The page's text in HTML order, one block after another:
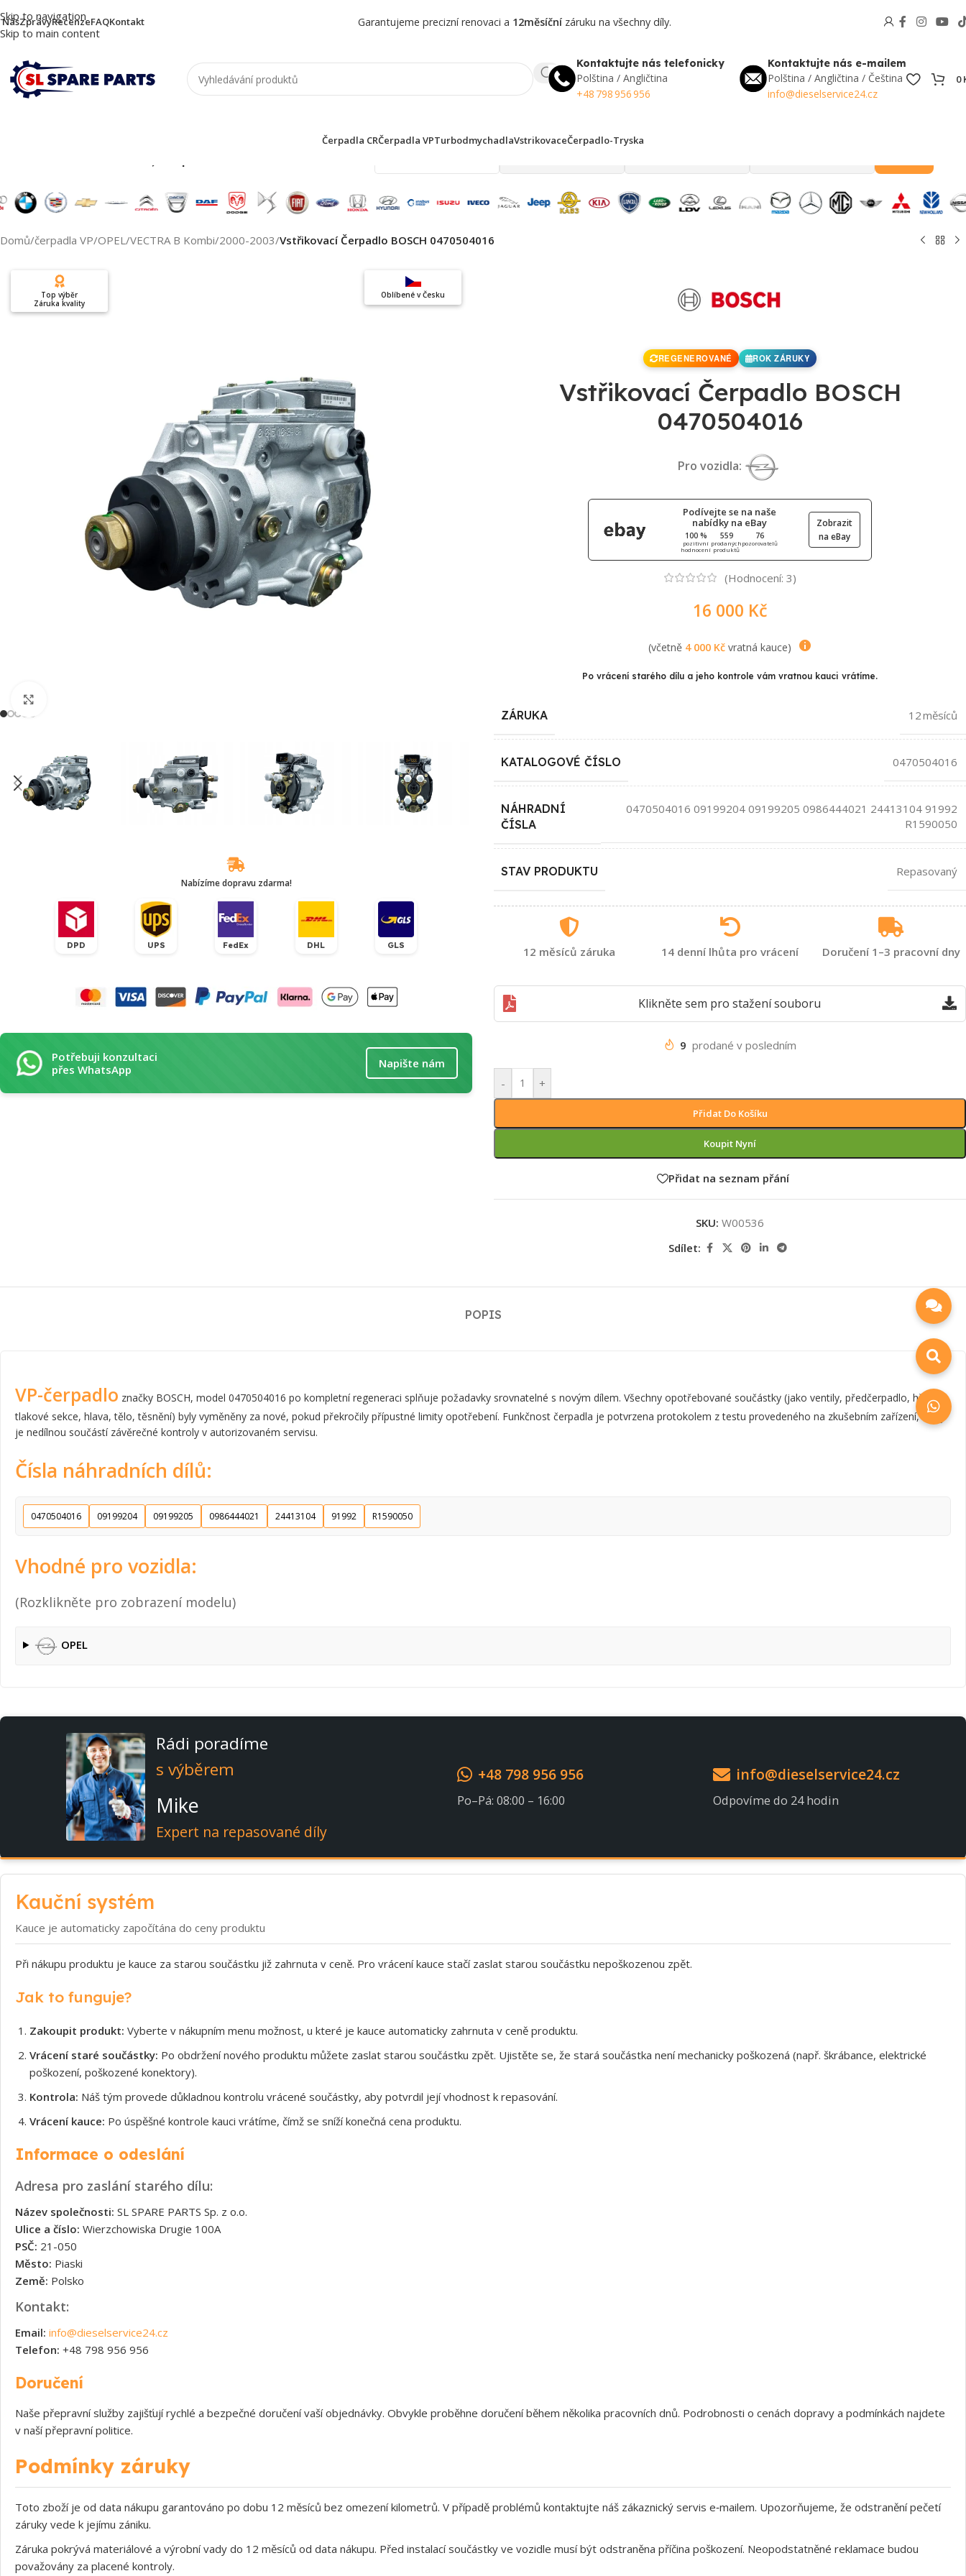
Skip to navigation
Skip to main content
NásZprávyRecenzeFAQKontakt Garantujeme precizní renovaci a 12měsíčnízáruku na všechny díly.
Kontaktujte nás telefonicky
Polština / Angličtina
+48 798 956 956
Kontaktujte nás e-mailem
Polština / Angličtina / Čeština
info@dieselservice24.cz
0
Čerpadla CRČerpadla VPTurbodmychadlaVstrikovaceČerpadlo-Tryska
Domů/čerpadla VP/OPEL/VECTRA B Kombi/2000-2003/Vstřikovací Čerpadlo BOSCH 0470504016
Oblíbené v Česku
Top výběr
Záruka kvality
Nabízíme dopravu zdarma!
DPD UPS FedEx DHL GLS
Potřebuji konzultaci
přes WhatsApp
Napište nám
REGENEROVANÉ ROK ZÁRUKY
Vstřikovací Čerpadlo BOSCH
0470504016
Pro vozidla:
Podívejte se na naše
nabídky na eBay
100 %
pozitivní
hodnocení
559
prodaných
produktů
76
pozorovatelů
Zobrazit
na eBay
(Hodnocení: 3)
16 000 Kč
(včetně 4 000 Kčvratná kauce)
Po vrácení starého dílu a jeho kontrole vám vratnou kauci vrátíme.
ZÁRUKA 12 měsíců
KATALOGOVÉ ČÍSLO 0470504016
NÁHRADNÍ
ČÍSLA
0470504016 09199204 09199205 0986444021 24413104 91992
R1590050
STAV PRODUKTU Repasovaný
12 měsíců záruka 14 denní lhůta pro vrácení Doručení 1–3 pracovní dny
Klikněte sem pro stažení souboru
9 prodané v posledním
- +
Přidat Do Košíku
Koupit Nyní
Přidat na seznam přání
SKU: W00536
Sdílet:
POPIS
VP-čerpadlo značky BOSCH, model 0470504016 po kompletní regeneraci splňuje požadavky srovnatelné s novým dílem. Všechny opotřebované součástky (jako ventily, předčerpadlo, hřídel,
tlakové sekce, hlava, tělo, těsnění) byly vyměněny za nové, pokud překročily přípustné limity opotřebení. Funkčnost čerpadla je potvrzena protokolem z testu provedeného na zkušebním zařízení, který
je nedílnou součástí závěrečné kontroly v autorizovaném servisu.
Čísla náhradních dílů:
0470504016 09199204 09199205 0986444021 24413104 91992 R1590050
Vhodné pro vozidla:
(Rozklikněte pro zobrazení modelu)
OPEL
Rádi poradíme
s výběrem
Mike
Expert na repasované díly
+48 798 956 956
Po–Pá: 08:00 – 16:00
info@dieselservice24.cz
Odpovíme do 24 hodin
Kauční systém
Kauce je automaticky započítána do ceny produktu
Při nákupu produktu je kauce za starou součástku již zahrnuta v ceně. Pro vrácení kauce stačí zaslat starou součástku nepoškozenou zpět.
Jak to funguje?
Zakoupit produkt: Vyberte v nákupním menu možnost, u které je kauce automaticky zahrnuta v ceně produktu.
Vrácení staré součástky: Po obdržení nového produktu můžete zaslat starou součástku zpět. Ujistěte se, že stará součástka není mechanicky poškozená (např. škrábance, elektrické
poškození, poškozené konektory).
Kontrola: Náš tým provede důkladnou kontrolu vrácené součástky, aby potvrdil její vhodnost k repasování.
Vrácení kauce: Po úspěšné kontrole kauci vrátíme, čímž se sníží konečná cena produktu.
Informace o odeslání
Adresa pro zaslání starého dílu:
Název společnosti: SL SPARE PARTS Sp. z o.o.
Ulice a číslo: Wierzchowiska Drugie 100A
PSČ: 21-050
Město: Piaski
Země: Polsko
Kontakt:
Email: info@dieselservice24.cz
Telefon: +48 798 956 956
Doručení
Naše přepravní služby zajišťují rychlé a bezpečné doručení vaší objednávky. Obvykle proběhne doručení během několika pracovních dnů. Podrobnosti o cenách dopravy a podmínkách najdete
v naší přepravní politice.
Podmínky záruky
Toto zboží je od data nákupu garantováno po dobu 12 měsíců bez omezení kilometrů. V případě problémů kontaktujte náš zákaznický servis e‑mailem. Upozorňujeme, že odstranění pečetí
záruky vede k jejímu zániku.
Záruka pokrývá materiálové a výrobní vady do 12 měsíců od data nákupu. Před instalací součástky ve vozidle musí být odstraněna příčina poškození. Neopodstatněné reklamace budou
považovány za placené kontroly.